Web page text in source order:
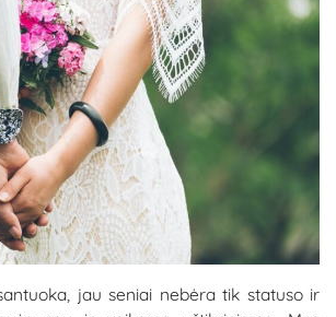
jau seniai nebėra tik statuso ir